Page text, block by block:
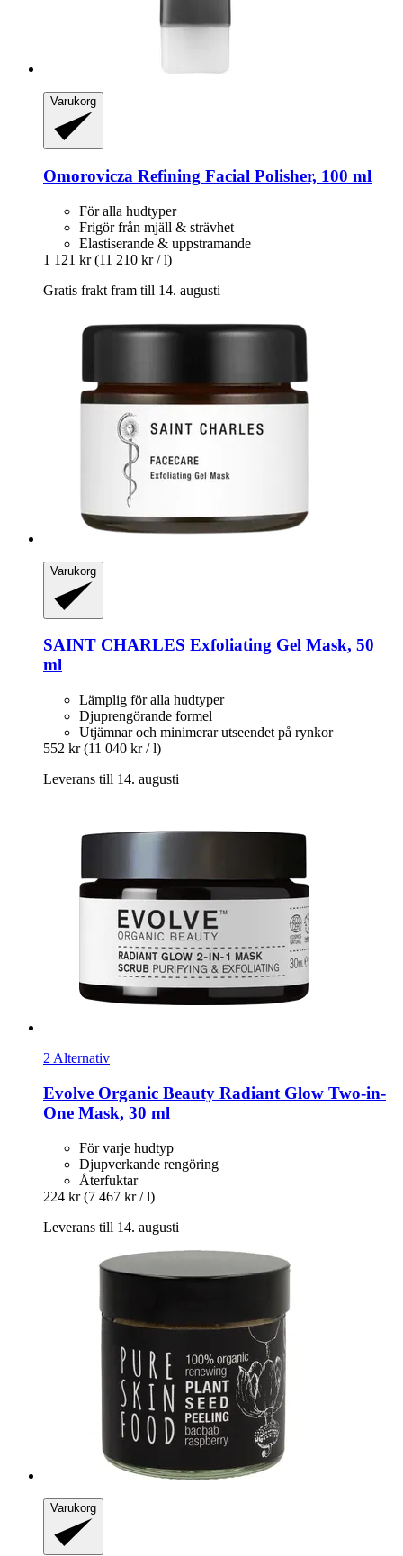
Varukorg
Omorovicza Refining Facial Polisher, 100 ml
För alla hudtyper
Frigör från mjäll & strävhet
Elastiserande & uppstramande
1 121 kr (11 210 kr / l)
Gratis frakt fram till 14. augusti
Varukorg
SAINT CHARLES Exfoliating Gel Mask, 50
ml
Lämplig för alla hudtyper
Djuprengörande formel
Utjämnar och minimerar utseendet på rynkor
552 kr (11 040 kr / l)
Leverans till 14. augusti
2 Alternativ
Evolve Organic Beauty Radiant Glow Two-​in-​
One Mask, 30 ml
För varje hudtyp
Djupverkande rengöring
Återfuktar
224 kr (7 467 kr / l)
Leverans till 14. augusti
Varukorg